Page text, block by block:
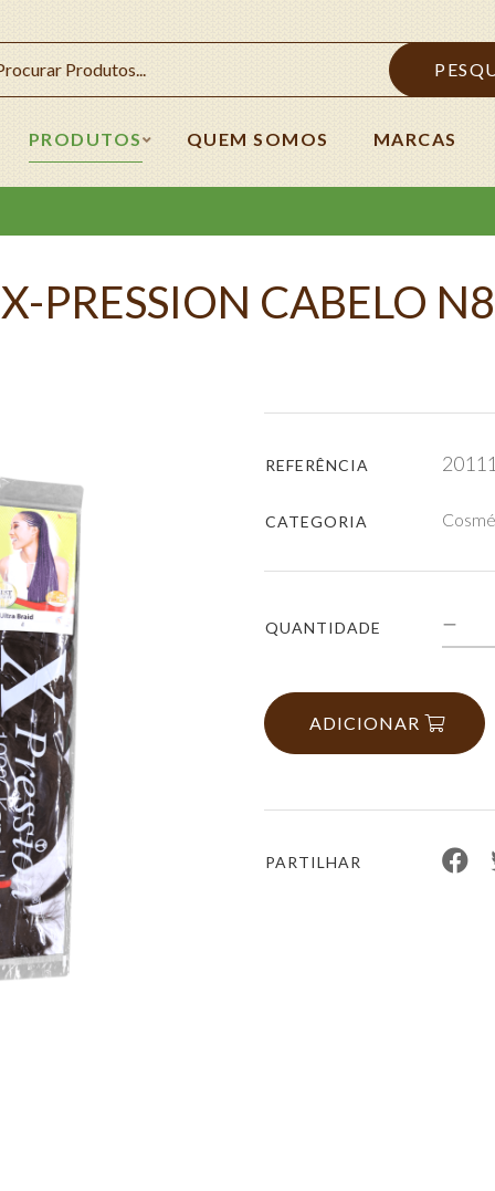
PRODUTOS QUEM SOMOS MARCAS
X-PRESSION CABELO N8
REFERÊNCIA
CATEGORIA
QUANTIDADE
ADICIONAR
PARTILHAR